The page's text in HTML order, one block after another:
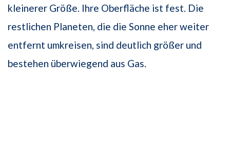
kleinerer Größe. Ihre Oberfläche ist fest. Die
restlichen Planeten, die die Sonne eher weiter
entfernt umkreisen, sind deutlich größer und
bestehen überwiegend aus Gas.